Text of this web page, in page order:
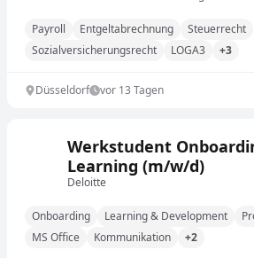
Payroll Entgeltabrechnung
Steuerrecht
Sozialversicherungsrecht
LOGA3 +3
Düsseldorf vor 13 Tagen
Werkstudent
Learning (m/w/d)
Deloitte
Onboarding Learning & Development
MS Office
Kommunikation +2